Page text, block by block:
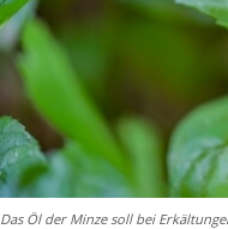
Das Öl der Minze soll bei